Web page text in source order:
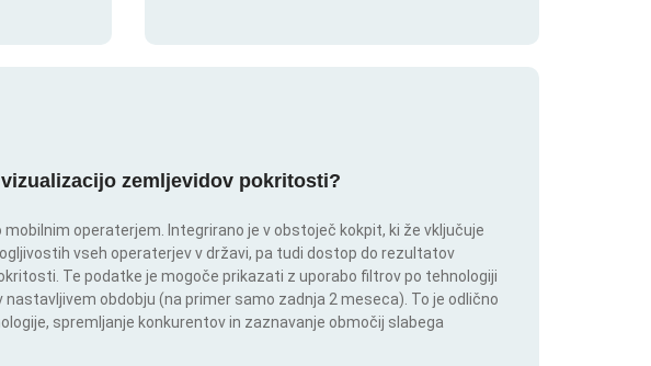
zemljevidov pokritosti?
mobilnim operaterjem. Integrirano je v obstoječ kokpit, ki že vključuje
vseh operaterjev v državi, pa tudi dostop do rezultatov
Te podatke je mogoče prikazati z uporabo filtrov po tehnologiji
nastavljivem obdobju (na primer samo zadnja 2 meseca). To je odlično
spremljanje konkurentov in zaznavanje območij slabega